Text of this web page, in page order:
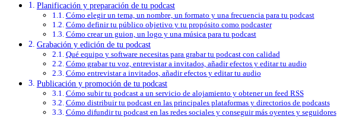
Planificación y preparación de tu podcast
Cómo elegir un tema, un nombre, un formato y una frecuencia para tu podcast
Cómo definir tu público objetivo y tu propósito como podcaster
Cómo crear un guion, un logo y una música para tu podcast
Grabación y edición de tu podcast
Qué equipo y software necesitas para grabar tu podcast con calidad
Cómo grabar tu voz, entrevistar a invitados, añadir efectos y editar tu audio
Cómo entrevistar a invitados, añadir efectos y editar tu audio
Publicación y promoción de tu podcast
Cómo subir tu podcast a un servicio de alojamiento y obtener un feed RSS
Cómo distribuir tu podcast en las principales plataformas y directorios de podcasts
Cómo difundir tu podcast en las redes sociales y conseguir más oyentes y seguidores